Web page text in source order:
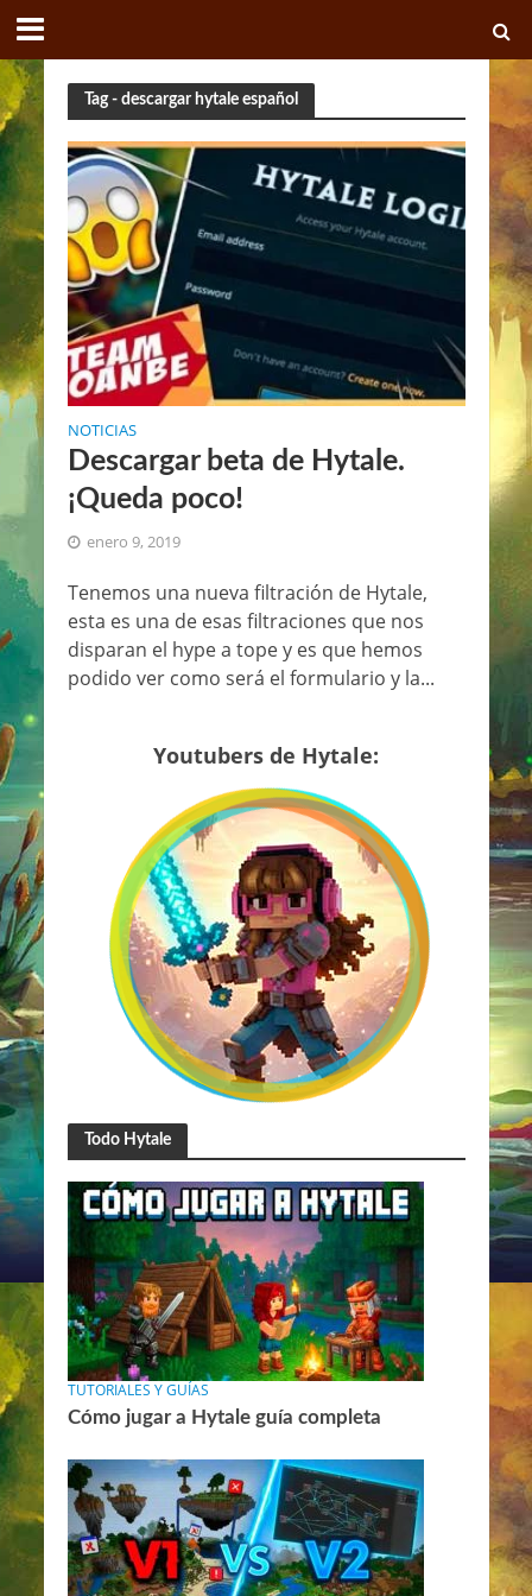
Tag - descargar hytale español
NOTICIAS
Descargar beta de Hytale.
¡Queda poco!
enero 9, 2019
Tenemos una nueva filtración de Hytale,
esta es una de esas filtraciones que nos
disparan el hype a tope y es que hemos
podido ver como será el formulario y la...
Youtubers de Hytale:
Todo Hytale
TUTORIALES Y GUÍAS
Cómo jugar a Hytale guía completa